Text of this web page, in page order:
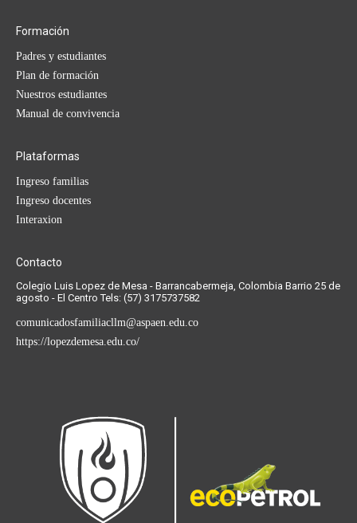
Formación
Padres y estudiantes
Plan de formación
Nuestros estudiantes
Manual de convivencia
Plataformas
Ingreso familias
Ingreso docentes
Interaxion
Contacto
Colegio Luis Lopez de Mesa - Barrancabermeja, Colombia Barrio 25 de
agosto - El Centro Tels: (57) 3175737582
comunicadosfamiliacllm@aspaen.edu.co
https://lopezdemesa.edu.co/